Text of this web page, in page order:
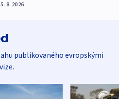
5. 8. 2026
publikovaného evropskými